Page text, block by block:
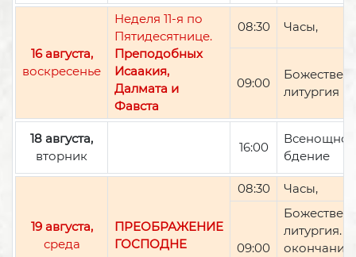
16 августа,
воскресенье
Неделя 11-я по
Пятидесятнице.
Преподобных
Исаакия,
Далмата и
Фавста
08:30 Часы,
09:00
литургия
18 августа,
вторник
16:00
Всенощное
бдение
19 августа,
среда
ПРЕОБРАЖЕНИЕ
ГОСПОДНЕ
08:30 Часы,
09:00
литургия.
окончании